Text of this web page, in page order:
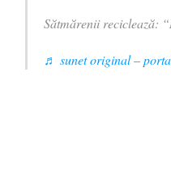
Sătmărenii reciclează:
♬ sunet original –